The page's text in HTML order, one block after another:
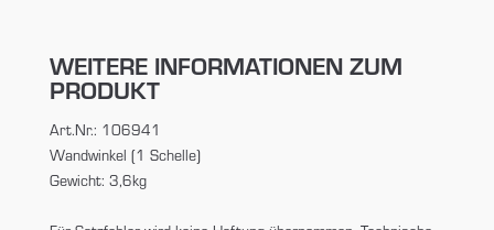
WEITERE INFORMATIONEN ZUM
PRODUKT
Art.Nr.: 106941
Wandwinkel (1 Schelle)
Gewicht: 3,6kg